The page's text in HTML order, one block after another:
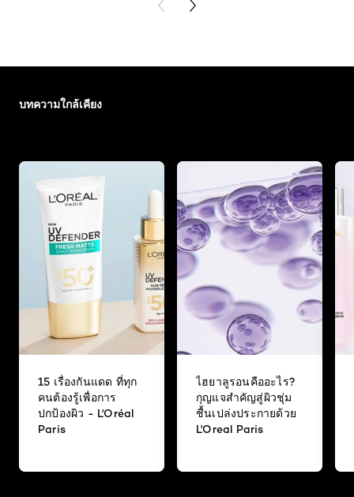
PREVIOUS CARD
NEXT CARD
บทความใกล้เคียง
15 เรื่องกันแดด ที่ทุก
คนต้องรู้เพื่อการ
ปกป้องผิว - L'Oréal
Paris
ไฮยาลูรอนคืออะไร?
กุญแจสำคัญสู่ผิวชุ่ม
ชื้นเปล่งประกายด้วย
L'Oreal Paris